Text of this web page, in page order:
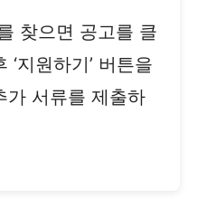
찾으면 공고를 클
지원하기’ 버튼을
가 서류를 제출하